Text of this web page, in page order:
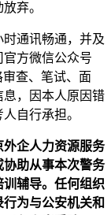
弃。
通讯畅通，并及
方微信公众号
审查、笔试、面
，因本人原因错
自行承担。
外企人力资源服务
助从事本次警务
辅导。任何组织
为与公安机关和